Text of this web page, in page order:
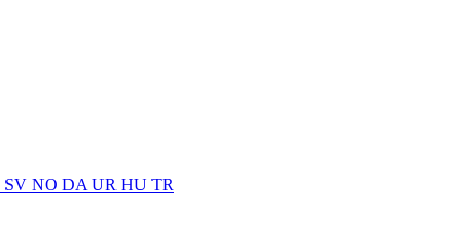
SV NO DA UR HU TR